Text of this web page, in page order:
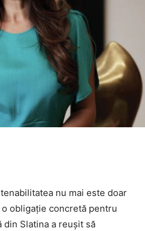
nu mai este doar
obligație concretă pentru
din Slatina a reușit să